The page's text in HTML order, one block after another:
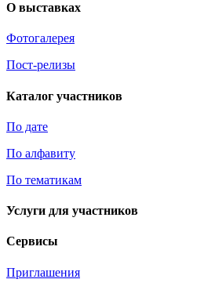
О выставках
Фотогалерея
Пост-релизы
Каталог участников
По дате
По алфавиту
По тематикам
Услуги для участников
Сервисы
Приглашения